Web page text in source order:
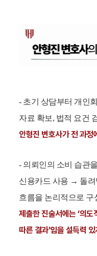
- 초기 상담부터 개인
자료 확보, 법적 요건
안형진 변호사가 전 과정
- 의뢰인의 소비 습관
신용카드 사용 → 돌
흐름을 논리적으로 구
제출한 진술서에는 ‘의도
따른 결과’임을 설득력